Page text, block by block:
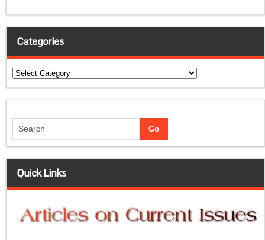
Categories
Categories
Quick Links